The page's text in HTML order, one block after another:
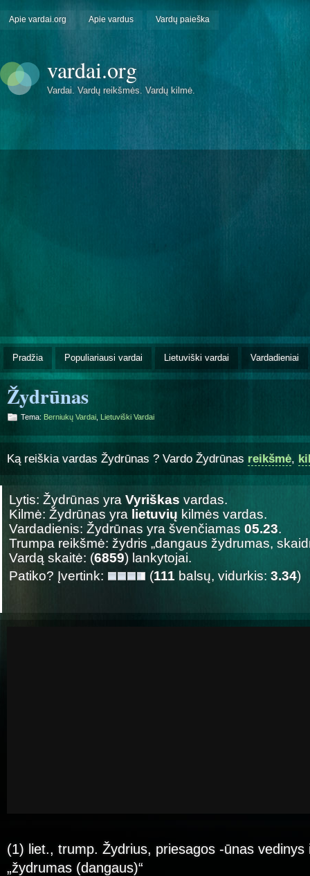
Apie vardai.org Apie vardus Vardų paieška
vardai.org
Vardai. Vardų reikšmės. Vardų kilmė.
Pradžia Populiariausi vardai Lietuviški vardai Vardadieniai
Žydrūnas
Tema: Berniukų Vardai Lietuviški Vardai
Ką reiškia vardas Žydrūnas ? Vardo Žydrūnas reikšmė,
Lytis: Žydrūnas yra Vyriškas vardas.
Kilmė: Žydrūnas yra lietuvių kilmės vardas.
Vardadienis: Žydrūnas yra švenčiamas 05.23.
Trumpa reikšmė: žydris „dangaus žydrumas,
Vardą skaitė: (6859) lankytojai.
Patiko? Įvertink:
(111 balsų, vidurkis: 3.34)
(1) liet., trump. Žydrius, priesagos -ūnas vedinys
„žydrumas (dangaus)“